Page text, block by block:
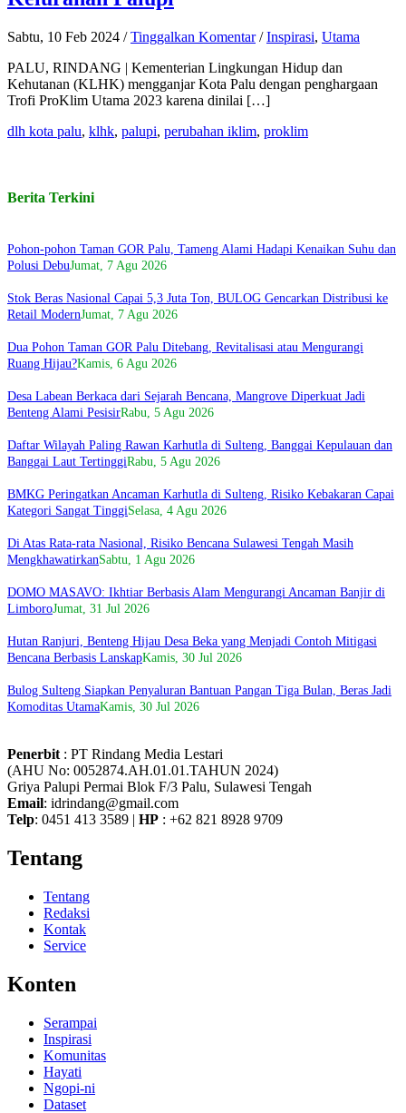
Sabtu, 10 Feb 2024 /Tinggalkan Komentar /Inspirasi, Utama
PALU, RINDANG | Kementerian Lingkungan Hidup dan
Kehutanan (KLHK) mengganjar Kota Palu dengan penghargaan
Trofi ProKlim Utama 2023 karena dinilai […]
dlh kota palu, klhk, palupi, perubahan iklim, proklim
Berita Terkini
Pohon-pohon Taman GOR Palu, Tameng Alami Hadapi Kenaikan Suhu dan
Polusi DebuJumat, 7 Agu 2026
Stok Beras Nasional Capai 5,3 Juta Ton, BULOG Gencarkan Distribusi ke
Retail ModernJumat, 7 Agu 2026
Dua Pohon Taman GOR Palu Ditebang, Revitalisasi atau Mengurangi
Ruang Hijau?Kamis, 6 Agu 2026
Desa Labean Berkaca dari Sejarah Bencana, Mangrove Diperkuat Jadi
Benteng Alami PesisirRabu, 5 Agu 2026
Daftar Wilayah Paling Rawan Karhutla di Sulteng, Banggai Kepulauan dan
Banggai Laut TertinggiRabu, 5 Agu 2026
BMKG Peringatkan Ancaman Karhutla di Sulteng, Risiko Kebakaran Capai
Kategori Sangat TinggiSelasa, 4 Agu 2026
Di Atas Rata-rata Nasional, Risiko Bencana Sulawesi Tengah Masih
MengkhawatirkanSabtu, 1 Agu 2026
DOMO MASAVO: Ikhtiar Berbasis Alam Mengurangi Ancaman Banjir di
LimboroJumat, 31 Jul 2026
Hutan Ranjuri, Benteng Hijau Desa Beka yang Menjadi Contoh Mitigasi
Bencana Berbasis LanskapKamis, 30 Jul 2026
Bulog Sulteng Siapkan Penyaluran Bantuan Pangan Tiga Bulan, Beras Jadi
Komoditas UtamaKamis, 30 Jul 2026
Penerbit : PT Rindang Media Lestari
(AHU No: 0052874.AH.01.01.TAHUN 2024)
Griya Palupi Permai Blok F/3 Palu, Sulawesi Tengah
Email: idrindang@gmail.com
Telp: 0451 413 3589 | HP : +62 821 8928 9709
Tentang
Tentang
Redaksi
Kontak
Service
Konten
Serampai
Inspirasi
Komunitas
Hayati
Ngopi-ni
Dataset